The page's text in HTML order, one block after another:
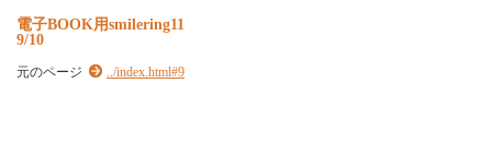
電子BOOK用smilering11
9/10
元のページ ../index.html#9